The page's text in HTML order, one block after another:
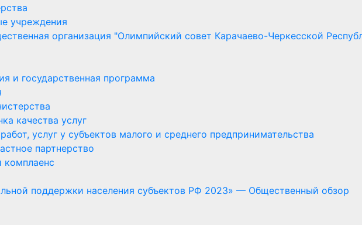
учреждения
организация "Олимпийский совет Карачаево-Черкесской
и государственная программа
качества услуг
услуг у субъектов малого и среднего предпринимательства
партнерство
комплаенс
поддержки населения субъектов РФ 2023» — Общественный обзор